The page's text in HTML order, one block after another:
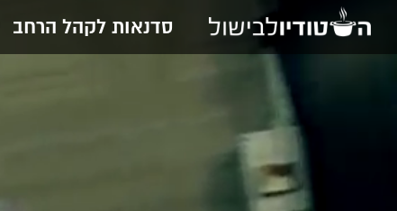
סדנאות לקהל הרחב